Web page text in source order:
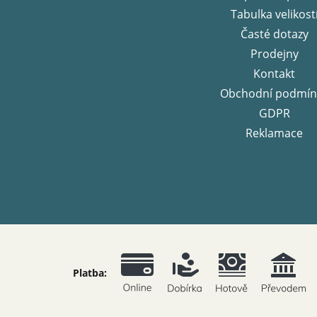
Tabulka
Časté dotazy
Prodejny
Kontakt
Obchodní
GDPR
Reklamace
Platba: